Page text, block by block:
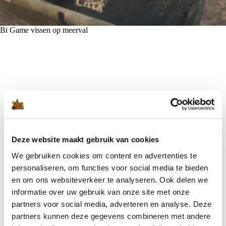
Deze website maakt gebruik van cookies
We gebruiken cookies om content en advertenties te
personaliseren, om functies voor social media te bieden
en om ons websiteverkeer te analyseren. Ook delen we
informatie over uw gebruik van onze site met onze
partners voor social media, adverteren en analyse. Deze
partners kunnen deze gegevens combineren met andere
Bi Game vissen op meerval
Creek? Schrijf je dan nu in voor onze nieuwsbrief!
Ik ga akkoord met de privacyverklaring.(Vereist)